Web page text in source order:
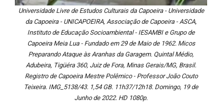
Universidade Livre de Estudos Culturais da Capoeira - Universidade
da Capoeira - UNICAPOEIRA, Associação de Capoeira - ASCA,
Instituto de Educação Socioambiental - IESAMBI e Grupo de
Capoeira Meia Lua - Fundado em 29 de Maio de 1962. Micos
Preparando Ataque às Aranhas da Garagem. Quintal Médio,
Adubeira, Tigüéra 360, Juiz de Fora, Minas Gerais/MG, Brasil.
Registro de Capoeira Mestre Polêmico - Professor João Couto
Teixeira. IMG_5138/43. 1,54 GB. 11h37/12h18. Domingo, 19 de
Junho de 2022. HD 1080p.